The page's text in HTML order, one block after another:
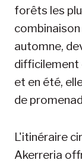
forêts les
automne,
difficilement
et en été,
de
L'itinéraire
Akerreria